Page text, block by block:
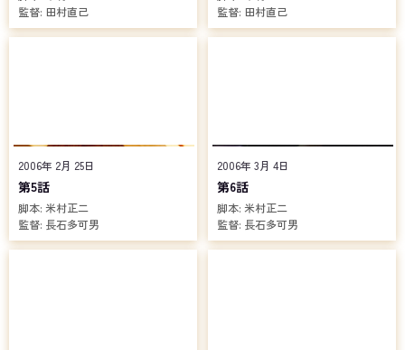
族の出身にして姉を手に掛けたワームを憎む青年、神代剣が変身す
る「仮面ライダーサソード」。そして、加賀美も新たに完成した
監督: 田村直己
監督: 田村直己
2006年 2月 25日
第5話
脚本: 米村正二
監督: 長石多可男
2006年 3月 4日
第6話
脚本: 米村正二
監督: 長石多可男